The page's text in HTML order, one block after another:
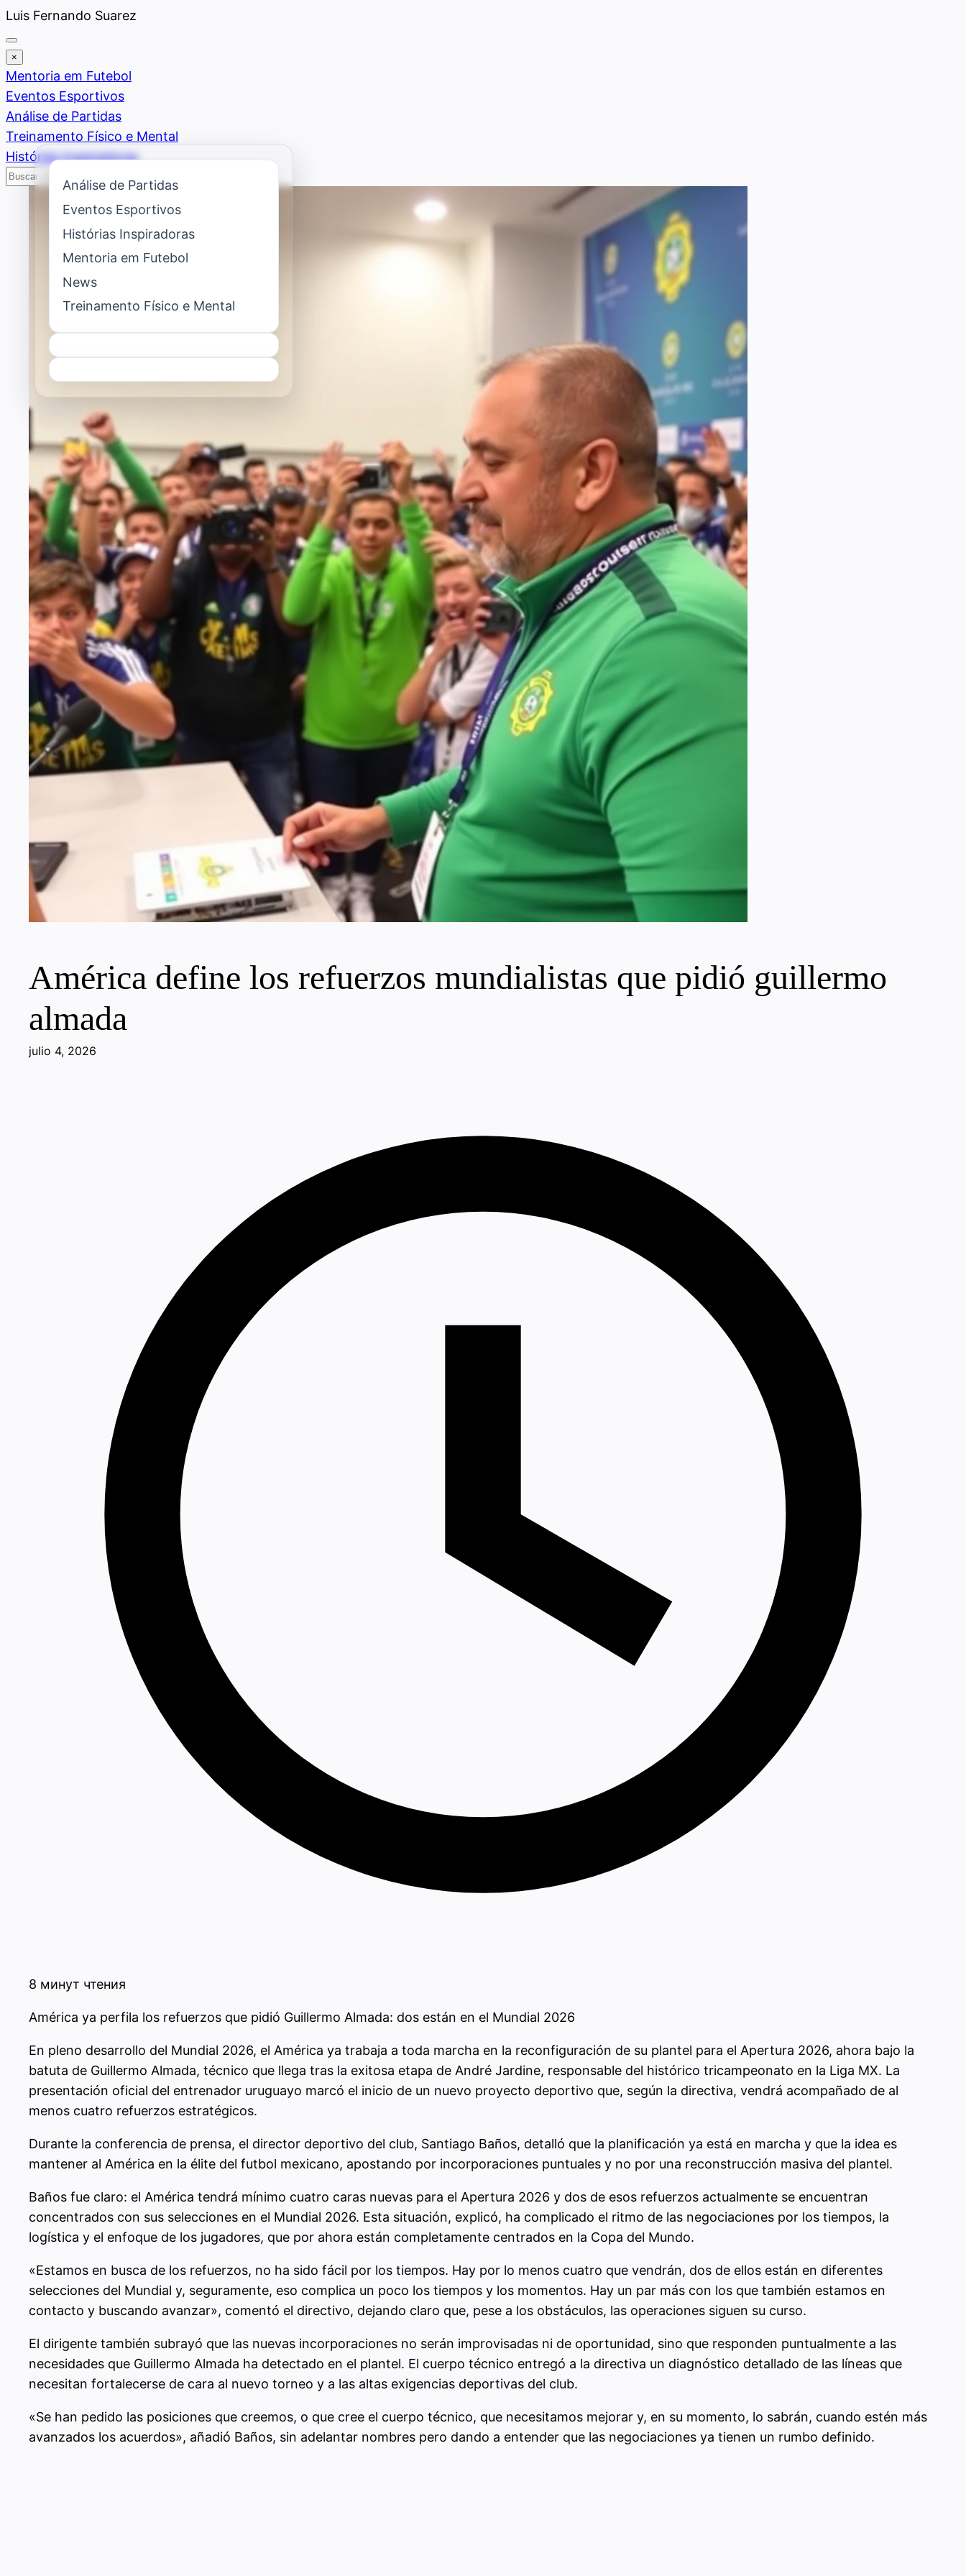
Saltar
al
contenido
Luis Fernando Suarez
×
Mentoria em Futebol
Eventos Esportivos
Análise de Partidas
Treinamento Físico e Mental
Histórias Inspiradoras
Buscar
América define los refuerzos mundialistas que pidió guillermo
almada
julio 4, 2026
8 минут чтения
América ya perfila los refuerzos que pidió Guillermo Almada: dos están en el Mundial 2026
En pleno desarrollo del Mundial 2026, el América ya trabaja a toda marcha en la reconfiguración de su plantel para el Apertura 2026, ahora bajo la
batuta de Guillermo Almada, técnico que llega tras la exitosa etapa de André Jardine, responsable del histórico tricampeonato en la Liga MX. La
presentación oficial del entrenador uruguayo marcó el inicio de un nuevo proyecto deportivo que, según la directiva, vendrá acompañado de al
menos cuatro refuerzos estratégicos.
Durante la conferencia de prensa, el director deportivo del club, Santiago Baños, detalló que la planificación ya está en marcha y que la idea es
mantener al América en la élite del futbol mexicano, apostando por incorporaciones puntuales y no por una reconstrucción masiva del plantel.
Baños fue claro: el América tendrá mínimo cuatro caras nuevas para el Apertura 2026 y dos de esos refuerzos actualmente se encuentran
concentrados con sus selecciones en el Mundial 2026. Esta situación, explicó, ha complicado el ritmo de las negociaciones por los tiempos, la
logística y el enfoque de los jugadores, que por ahora están completamente centrados en la Copa del Mundo.
«Estamos en busca de los refuerzos, no ha sido fácil por los tiempos. Hay por lo menos cuatro que vendrán, dos de ellos están en diferentes
selecciones del Mundial y, seguramente, eso complica un poco los tiempos y los momentos. Hay un par más con los que también estamos en
contacto y buscando avanzar», comentó el directivo, dejando claro que, pese a los obstáculos, las operaciones siguen su curso.
El dirigente también subrayó que las nuevas incorporaciones no serán improvisadas ni de oportunidad, sino que responden puntualmente a las
necesidades que Guillermo Almada ha detectado en el plantel. El cuerpo técnico entregó a la directiva un diagnóstico detallado de las líneas que
necesitan fortalecerse de cara al nuevo torneo y a las altas exigencias deportivas del club.
«Se han pedido las posiciones que creemos, o que cree el cuerpo técnico, que necesitamos mejorar y, en su momento, lo sabrán, cuando estén más
avanzados los acuerdos», añadió Baños, sin adelantar nombres pero dando a entender que las negociaciones ya tienen un rumbo definido.
Análise de Partidas
Eventos Esportivos
Histórias Inspiradoras
Mentoria em Futebol
News
Treinamento Físico e Mental